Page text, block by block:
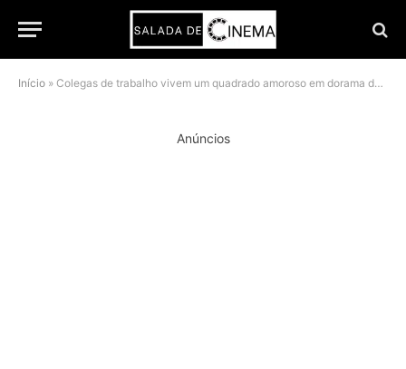
Início » Colegas de trabalho vivem um quadrado amoroso em dorama de escritório da Netflix
Anúncios